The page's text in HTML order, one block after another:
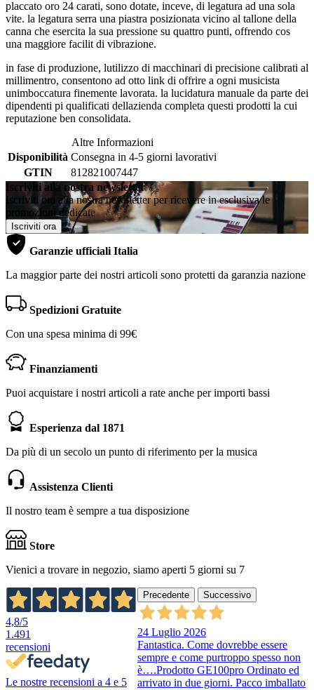
placcato oro 24 carati, sono dotate, inceve, di legatura ad una sola
vite. la legatura serra una piastra posizionata vicino al tallone della
canna che esercita la sua pressione su quattro punti, offrendo cos
una maggiore facilit di vibrazione.
in fase di produzione, lutilizzo di macchinari di precisione calibrati al
millimentro, consentono ad otto link di offrire a ogni musicista
unimboccatura finemente lavorata. la lucidatura manuale da parte dei
dipendenti pi qualificati dellazienda completa questi prodotti la cui
reputazione ben consolidata.
Altre Informazioni
Disponibilità Consegna in 4-5 giorni lavorativi
GTIN
812821007447
Iscriviti alla nostra newsletter
Iscriviti ora alla nostra newsletter per ricevere in esclusiva le
promozioni dedicate
Iscriviti ora
Garanzie ufficiali Italia
La maggior parte dei nostri articoli sono protetti da garanzia nazione
Spedizioni Gratuite
Con una spesa minima di 99€
Finanziamenti
Puoi acquistare i nostri articoli a rate anche per importi bassi
Esperienza dal 1871
Da più di un secolo un punto di riferimento per la musica
Assistenza Clienti
Il nostro team è sempre a tua disposizione
Store
Vienici a trovare in negozio, siamo aperti 5 giorni su 7
4,8/5
1.491
recensioni
Le nostre recensioni a 4 e 5
Precedente Successivo
24 Luglio 2026
Fantastica. Come dovrebbe essere
sempre e come purtroppo spesso non
è….Prodotto GE100pro Ordinato ed
arrivato in due giorni. Pacco imballato